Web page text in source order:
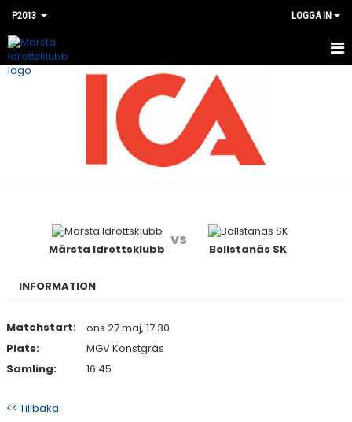
P2013 LOGGA IN
HEM
DOKUMENT
KONTAKT
Märsta Idrottsklubb
vs
Bollstanäs SK
INFORMATION
Matchstart:
ons 27 maj, 17:30
Plats:
MGV Konstgräs
Samling:
16:45
<< Tillbaka